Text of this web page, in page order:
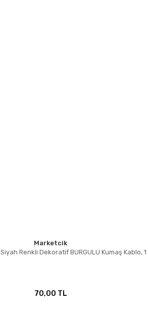
Marketcik
Renkli Dekoratif BURGULU Kumaş Kablo,
70,00 TL